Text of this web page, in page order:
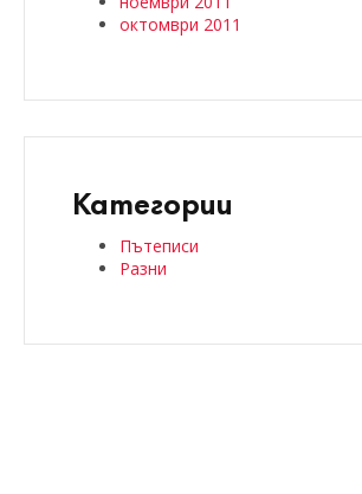
октомври 2011
Категории
Пътеписи
Разни